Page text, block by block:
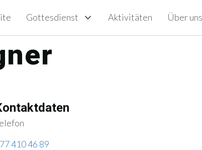
Gottesdienst Aktivitäten Über uns
410 46 89